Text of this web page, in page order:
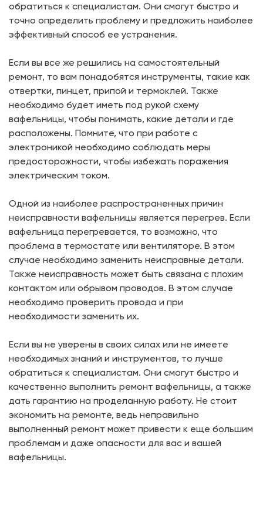
обратиться к специалистам. Они смогут быстро и
точно определить проблему и предложить наиболее
эффективный способ ее устранения.
Если вы все же решились на самостоятельный
ремонт, то вам понадобятся инструменты, такие как
отвертки, пинцет, припой и термоклей. Также
необходимо будет иметь под рукой схему
вафельницы, чтобы понимать, какие детали и где
расположены. Помните, что при работе с
электроникой необходимо соблюдать меры
предосторожности, чтобы избежать поражения
электрическим током.
Одной из наиболее распространенных причин
неисправности вафельницы является перегрев. Если
вафельница перегревается, то возможно, что
проблема в термостате или вентиляторе. В этом
случае необходимо заменить неисправные детали.
Также неисправность может быть связана с плохим
контактом или обрывом проводов. В этом случае
необходимо проверить провода и при
необходимости заменить их.
Если вы не уверены в своих силах или не имеете
необходимых знаний и инструментов, то лучше
обратиться к специалистам. Они смогут быстро и
качественно выполнить ремонт вафельницы, а также
дать гарантию на проделанную работу. Не стоит
экономить на ремонте, ведь неправильно
выполненный ремонт может привести к еще большим
проблемам и даже опасности для вас и вашей
вафельницы.